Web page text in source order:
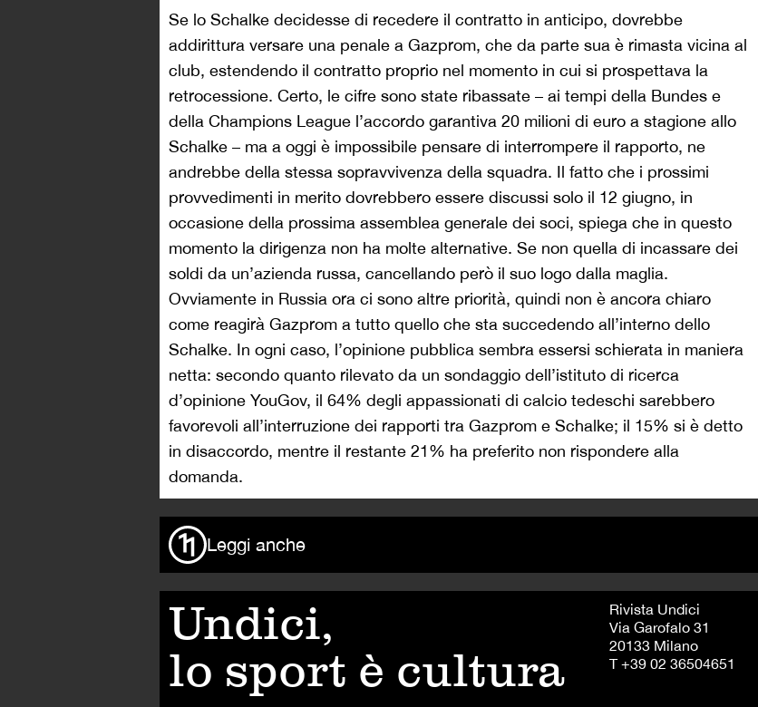
Se lo Schalke decidesse di recedere il contratto in anticipo, dovrebbe
addirittura versare una penale a Gazprom, che da parte sua è rimasta vicina al
club, estendendo il contratto proprio nel momento in cui si prospettava la
retrocessione. Certo, le cifre sono state ribassate – ai tempi della Bundes e
della Champions League l’accordo garantiva 20 milioni di euro a stagione allo
Schalke – ma a oggi è impossibile pensare di interrompere il rapporto, ne
andrebbe della stessa sopravvivenza della squadra. Il fatto che i prossimi
provvedimenti in merito dovrebbero essere discussi solo il 12 giugno, in
occasione della prossima assemblea generale dei soci, spiega che in questo
momento la dirigenza non ha molte alternative. Se non quella di incassare dei
soldi da un’azienda russa, cancellando però il suo logo dalla maglia.
Ovviamente in Russia ora ci sono altre priorità, quindi non è ancora chiaro
come reagirà Gazprom a tutto quello che sta succedendo all’interno dello
Schalke. In ogni caso, l’opinione pubblica sembra essersi schierata in maniera
netta: secondo quanto rilevato da un sondaggio dell’istituto di ricerca
d’opinione YouGov, il 64% degli appassionati di calcio tedeschi sarebbero
favorevoli all’interruzione dei rapporti tra Gazprom e Schalke; il 15% si è detto
in disaccordo, mentre il restante 21% ha preferito non rispondere alla
domanda.
Leggi anche
Undici,
lo sport è cultura
Rivista Undici
Via Garofalo 31
20133 Milano
T +39 02 36504651